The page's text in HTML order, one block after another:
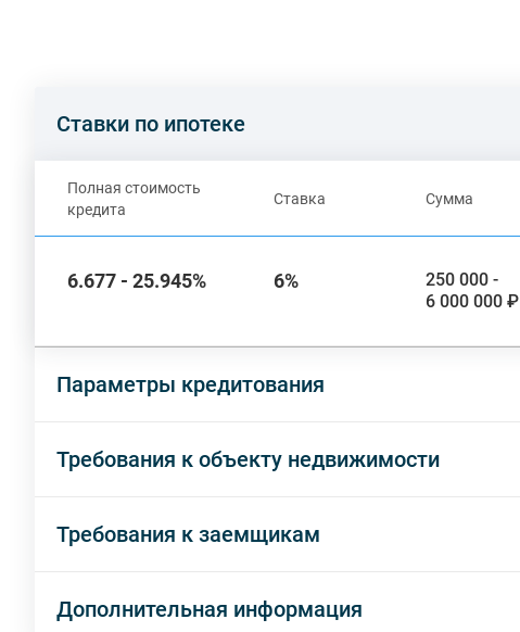
Ставки по ипотеке
Полная стоимость
кредита
Ставка Сумма
6.677 - 25.945% 6%
250 000 -
6 000 000 ₽
Параметры кредитования
Требования к объекту недвижимости
Требования к заемщикам
Дополнительная информация